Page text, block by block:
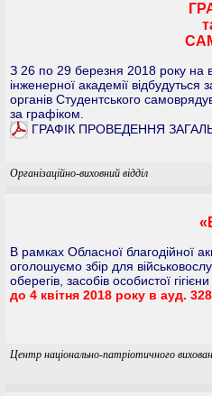
З 26 по 29 березня 2018 року на
інженерної академії відбудуться
органів Студентського
за графіком.
ГРАФІК ПРОВЕДЕННЯ
Організаційно-виховний відділ
В рамках Обласної благодійної
оголошуємо збір для
оберегів, засобів особистої
до 4 квітня 2018 року в ауд.
Центр національно-патріотичного